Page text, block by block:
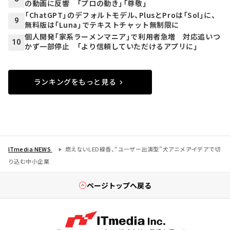
の動画に反響 「プロの動き」「尊敬」
9
「ChatGPT」のデフォルトモデル、PlusとProは「Sol」に、
無料版は「Luna」でテキストチャット無制限に
10
個人開発「家系ラーメンマニア」で利用者急増 対応追いつ
かず一部停止 「より信頼していただけるアプリに」
ランキングをもっと見る
ITmedia NEWS
燃えないLED線香、“ユーザー出演型”犬アニメ――アイデアで切
り込む中小企業
ページトップへ戻る